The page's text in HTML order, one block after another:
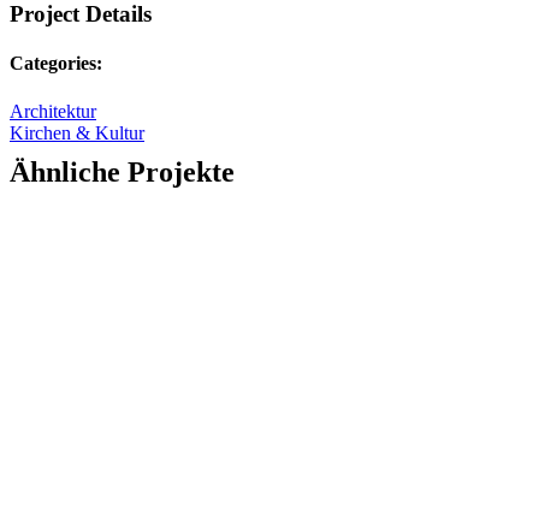
Project Details
Categories:
Architektur
Kirchen & Kultur
Ähnliche Projekte